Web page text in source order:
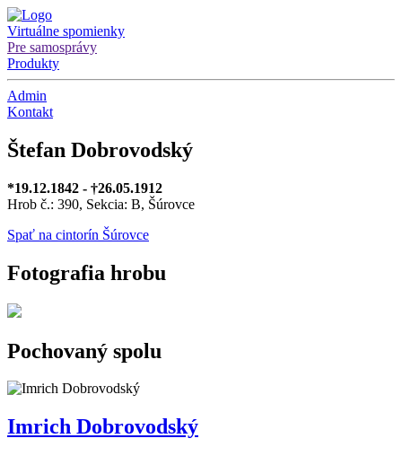
Virtuálne spomienky
Pre samosprávy
Produkty
Admin
Kontakt
Štefan Dobrovodský
*19.12.1842 - †26.05.1912
Hrob č.: 390, Sekcia: B, Šúrovce
Spať na cintorín Šúrovce
Fotografia hrobu
Pochovaný spolu
Imrich Dobrovodský